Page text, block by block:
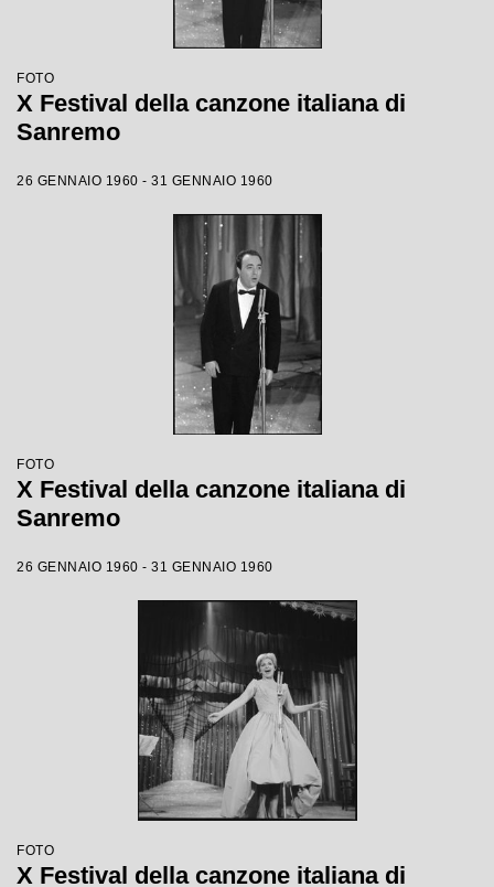
FOTO
X Festival della canzone italiana di
Sanremo
26 GENNAIO 1960 - 31 GENNAIO 1960
FOTO
X Festival della canzone italiana di
Sanremo
26 GENNAIO 1960 - 31 GENNAIO 1960
FOTO
X Festival della canzone italiana di